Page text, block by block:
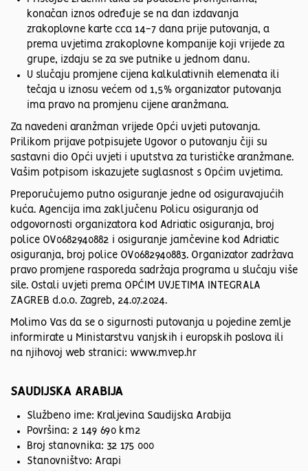
konačan iznos određuje se na dan izdavanja
zrakoplovne karte cca 14-7 dana prije putovanja, a
prema uvjetima zrakoplovne kompanije koji vrijede za
grupe, izdaju se za sve putnike u jednom danu.
U slučaju promjene cijena kalkulativnih elemenata ili
tečaja u iznosu većem od 1,5% organizator putovanja
ima pravo na promjenu cijene aranžmana.
Za navedeni aranžman vrijede Opći uvjeti putovanja.
Prilikom prijave potpisujete Ugovor o putovanju čiji su
sastavni dio Opći uvjeti i uputstva za turističke aranžmane.
Vašim potpisom iskazujete suglasnost s Općim uvjetima.
Preporučujemo putno osiguranje jedne od osiguravajućih
kuća. Agencija ima zaključenu Policu osiguranja od
odgovornosti organizatora kod Adriatic osiguranja, broj
police OV0682940882 i osiguranje jamčevine kod Adriatic
osiguranja, broj police OV0682940883. Organizator zadržava
pravo promjene rasporeda sadržaja programa u slučaju više
sile. Ostali uvjeti prema OPĆIM UVJETIMA INTEGRALA
ZAGREB d.o.o. Zagreb, 24.07.2024.
Molimo Vas da se o sigurnosti putovanja u pojedine zemlje
informirate u Ministarstvu vanjskih i europskih poslova ili
na njihovoj web stranici: www.mvep.hr
SAUDIJSKA ARABIJA
Službeno ime: Kraljevina Saudijska Arabija
Površina: 2 149 690 km2
Broj stanovnika: 32 175 000
Stanovništvo: Arapi